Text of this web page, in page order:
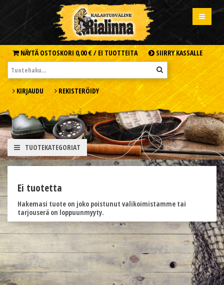
NÄYTÄ OSTOSKORI 0,00 € / EI TUOTTEITA SIIRRY KASSALLE
KIRJAUDU REKISTERÖIDY
TUOTEKATEGORIAT
Ei tuotetta
Hakemasi tuote on joko poistunut valikoimistamme tai
tarjouserä on loppuunmyyty.